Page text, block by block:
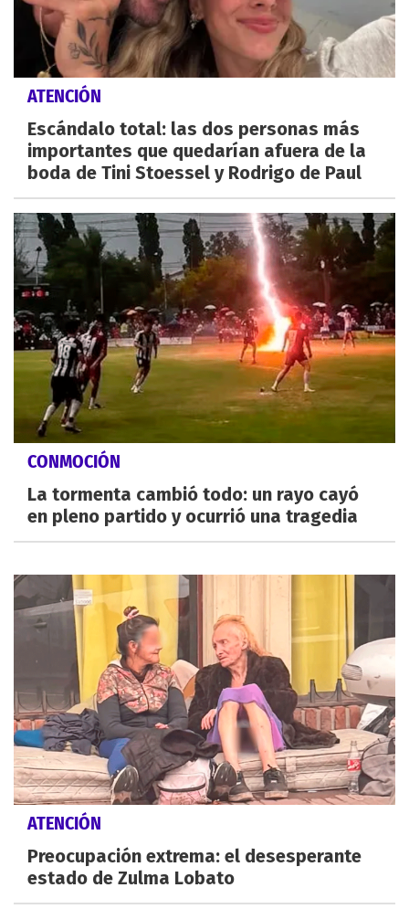
ATENCIÓN
Escándalo total: las dos personas más
importantes que quedarían afuera de la
boda de Tini Stoessel y Rodrigo de Paul
CONMOCIÓN
La tormenta cambió todo: un rayo cayó
en pleno partido y ocurrió una tragedia
ATENCIÓN
Preocupación extrema: el desesperante
estado de Zulma Lobato